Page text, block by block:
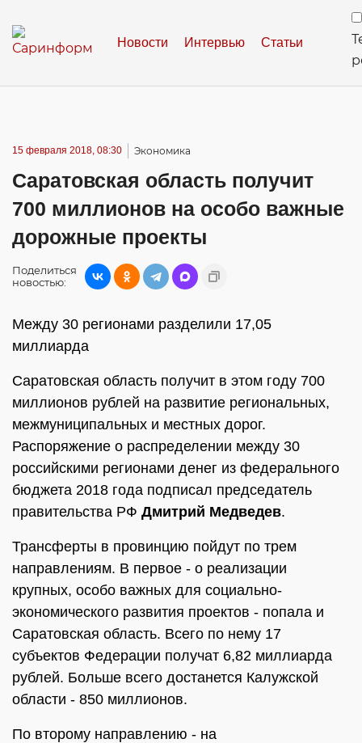
Новости Интервью Статьи
15 февраля 2018, 08:30 Экономика
Саратовская область получит
700 миллионов на особо важные
дорожные проекты
Поделиться
новостью:
Между 30 регионами разделили 17,05
миллиарда
Саратовская область получит в этом году 700
миллионов рублей на развитие региональных,
межмуниципальных и местных дорог.
Распоряжение о распределении между 30
российскими регионами денег из федерального
бюджета 2018 года подписал председатель
правительства РФ Дмитрий Медведев.
Трансферты в провинцию пойдут по трем
направлениям. В первое - о реализации
крупных, особо важных для социально-
экономического развития проектов - попала и
Саратовская область. Всего по нему 17
субъектов Федерации получат 6,82 миллиарда
рублей. Больше всего достанется Калужской
области - 850 миллионов.
По второму направлению - на